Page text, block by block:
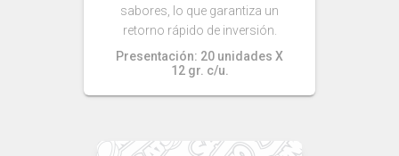
sabores, lo que garantiza un
retorno rápido de inversión.
Presentación: 20 unidades X
12 gr. c/u.